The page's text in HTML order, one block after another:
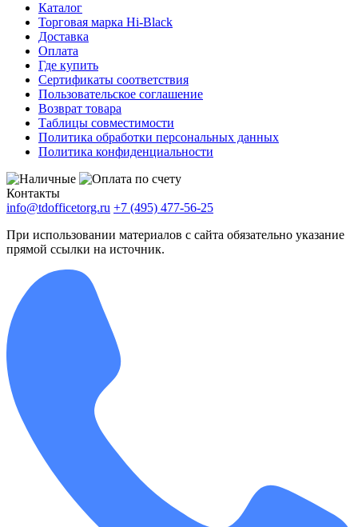
Каталог
Торговая марка Hi-Black
Доставка
Оплата
Где купить
Сертификаты соответствия
Пользовательское соглашение
Возврат товара
Таблицы совместимости
Политика обработки персональных данных
Политика конфиденциальности
Контакты
info@tdofficetorg.ru +7 (495) 477-56-25
При использовании материалов с сайта обязательно указание
прямой ссылки на источник.